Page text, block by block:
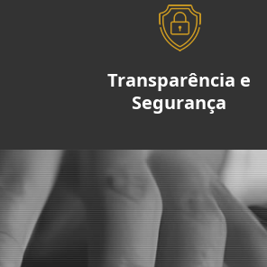
Transparência e
Segurança